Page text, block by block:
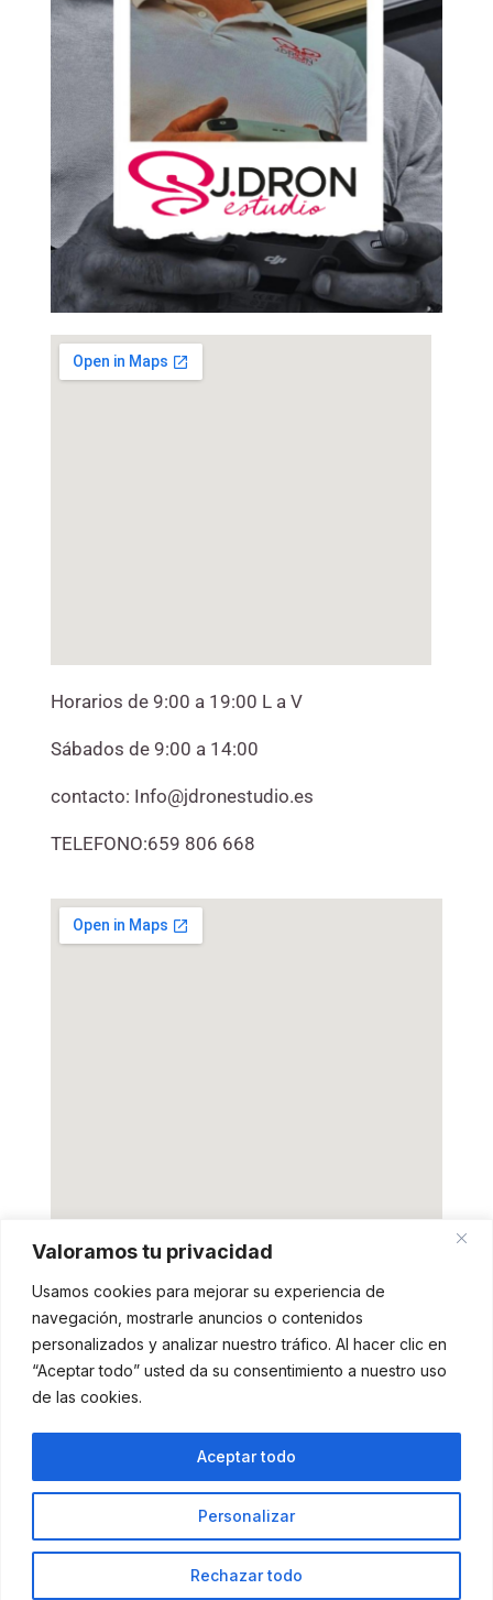
Valoramos tu privacidad
Usamos cookies para mejorar su experiencia de
navegación, mostrarle anuncios o contenidos
personalizados y analizar nuestro tráfico. Al hacer clic en
“Aceptar todo” usted da su consentimiento a nuestro uso
de las cookies.
Personalizar
Rechazar todo
Aceptar todo
Horarios de 9:00 a 19:00 L a V
Sábados de 9:00 a 14:00
contacto: Info@jdronestudio.es
TELEFONO:659 806 668
© 2026 JDRONESTUDIO — Servicios y Formación con
Drones · Formación de pilotos UAS / DRONES Y VENTA DE
LOS UNLTIMO DRONES DEL MERCADO.